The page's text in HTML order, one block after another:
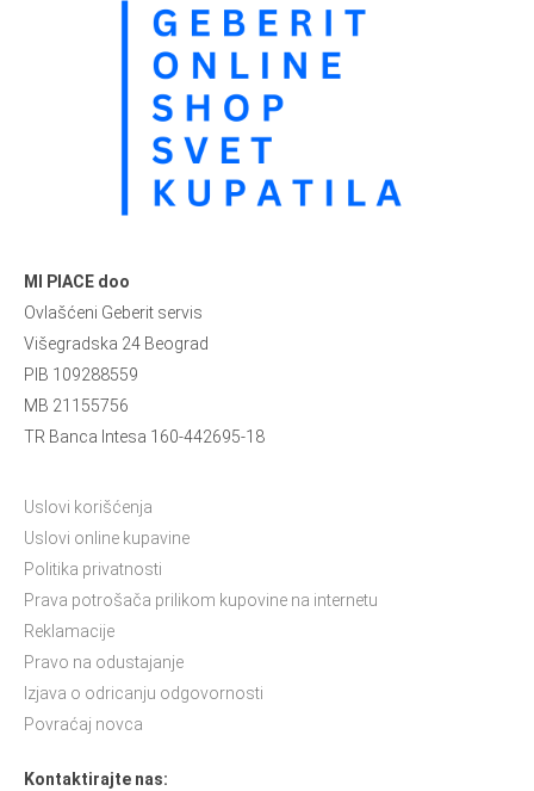
MI PIACE doo
Ovlašćeni Geberit servis
Višegradska 24 Beograd
PIB 109288559
MB 21155756
TR Banca Intesa 160-442695-18
Uslovi korišćenja
Uslovi online kupavine
Politika privatnosti
Prava potrošača prilikom kupovine na internetu
Reklamacije
Pravo na odustajanje
Izjava o odricanju odgovornosti
Povraćaj novca
Kontaktirajte nas: